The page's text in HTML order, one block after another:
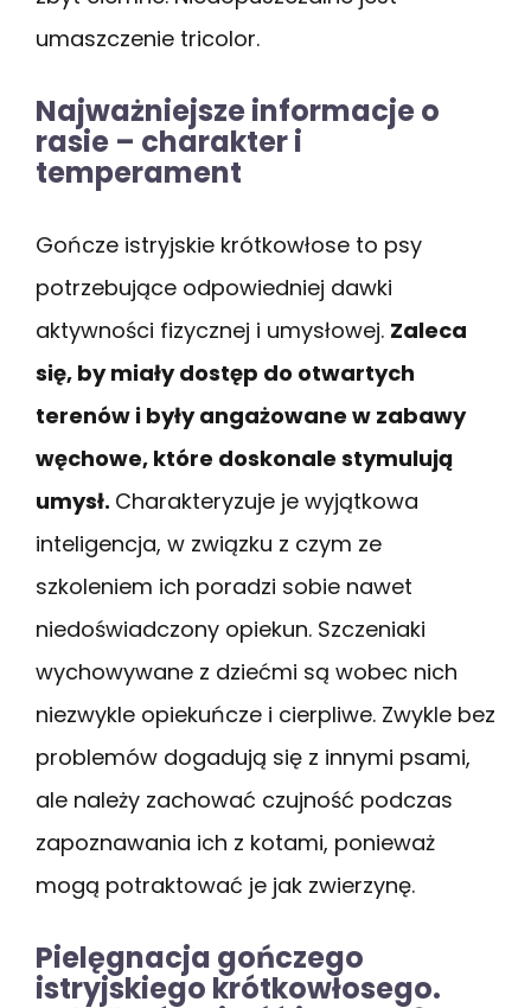
umaszczenie tricolor.
Najważniejsze informacje o
rasie – charakter i
temperament
Gończe istryjskie krótkowłose to psy
potrzebujące odpowiedniej dawki
aktywności fizycznej i umysłowej. Zaleca
się, by miały dostęp do otwartych
terenów i były angażowane w zabawy
węchowe, które doskonale stymulują
umysł. Charakteryzuje je wyjątkowa
inteligencja, w związku z czym ze
szkoleniem ich poradzi sobie nawet
niedoświadczony opiekun. Szczeniaki
wychowywane z dziećmi są wobec nich
niezwykle opiekuńcze i cierpliwe. Zwykle bez
problemów dogadują się z innymi psami,
ale należy zachować czujność podczas
zapoznawania ich z kotami, ponieważ
mogą potraktować je jak zwierzynę.
Pielęgnacja gończego
istryjskiego krótkowłosego.